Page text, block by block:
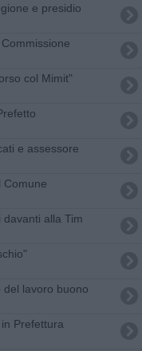
e presidio
col Mimit"
e assessore
Comune
alla Tim
del lavoro buono
Prefettura